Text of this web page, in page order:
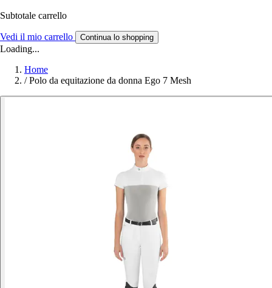
Subtotale carrello
Vedi il mio carrello Continua lo shopping
Loading...
Home
/ Polo da equitazione da donna Ego 7 Mesh